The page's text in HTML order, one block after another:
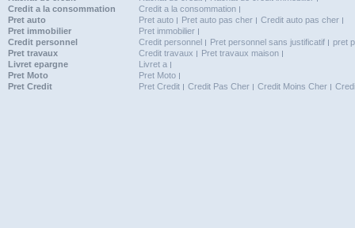
Credit a la consommation
Credit a la consommation
Pret auto
Pret auto Pret auto pas cher
Credit auto pas cher
Pret immobilier
Pret immobilier
Credit personnel
Credit personnel Pret personnel sans justificatif
pret
Pret travaux
Credit travaux
Pret travaux maison
Livret epargne
Livret a
Pret Moto
Pret Moto
Pret Credit
Pret Credit Credit Pas Cher Credit Moins Cher